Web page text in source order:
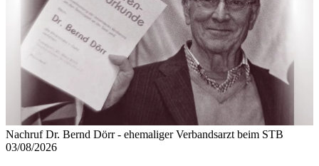
Nachruf Dr. Bernd Dörr - ehemaliger Verbandsarzt beim STB
03/08/2026